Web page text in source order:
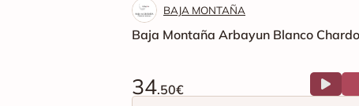
BAJA MONTAÑA
Baja Montaña Arbayun Blanco
34.50€